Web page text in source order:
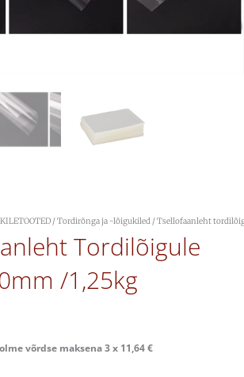
/Tordirõnga ja -lõigukiled / Tsellofaanleht
Tordilõigule
/1,25kg
võrdse maksena 3 x 11,64€